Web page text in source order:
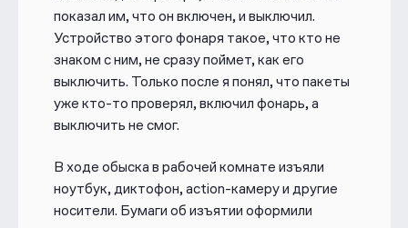
показал им, что он включен, и выключил.
Устройство этого фонаря такое, что кто не
знаком с ним, не сразу поймет, как его
выключить. Только после я понял, что пакеты
уже кто-то проверял, включил фонарь, а
выключить не смог.
В ходе обыска в рабочей комнате изъяли
ноутбук, диктофон, action-камеру и другие
носители. Бумаги об изъятии оформили